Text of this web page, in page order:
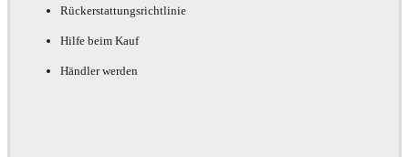
Rückerstattungsrichtlinie
Hilfe beim Kauf
Händler werden